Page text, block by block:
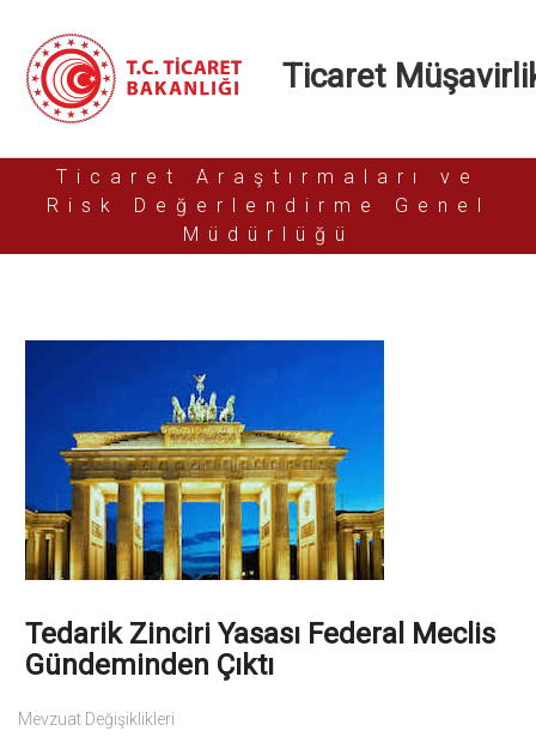
Ticaret
Ticaret Araştırmaları ve
Risk Değerlendirme Genel
Müdürlüğü
Tedarik Zinciri Yasası Federal Meclis
Gündeminden Çıktı
Mevzuat Değişiklikleri